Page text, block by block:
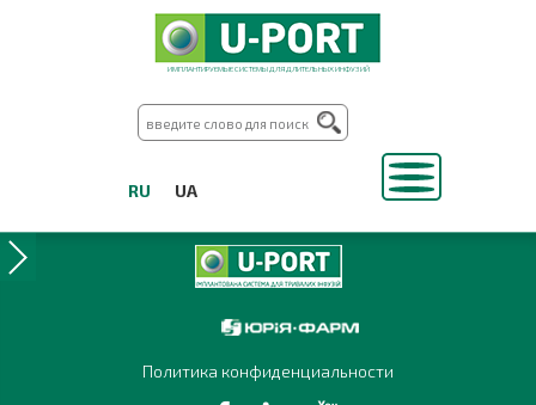
ИМПЛАНТИРУЕМЫЕ СИСТЕМЫ ДЛЯ ДЛИТЕЛЬНЫХ ИНФУЗИЙ
RU UA
Политика конфиденциальности